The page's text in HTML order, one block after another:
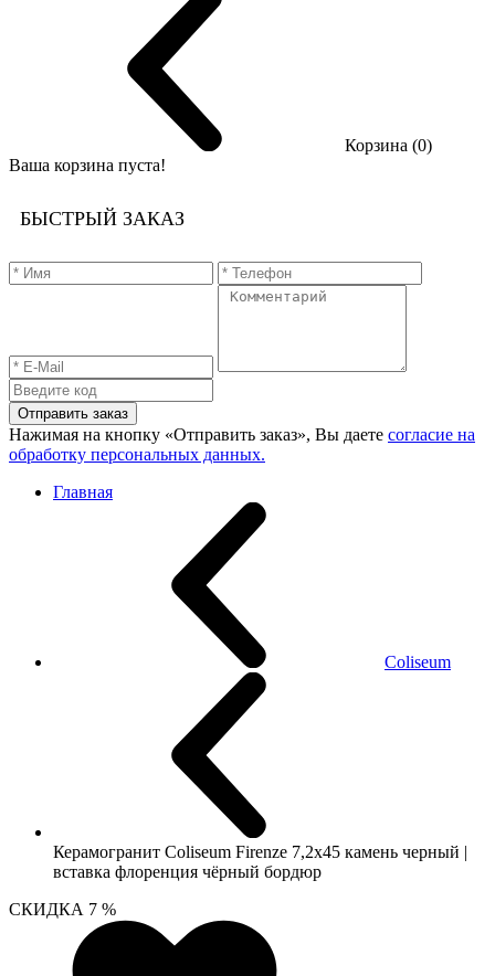
Корзина (0)
Ваша корзина пуста!
БЫСТРЫЙ ЗАКАЗ
Отправить заказ
Нажимая на кнопку «Отправить заказ», Вы даете согласие на
обработку персональных данных.
Главная
Coliseum
Керамогранит Coliseum Firenze 7,2х45 камень черный |
вставка флоренция чёрный бордюр
СКИДКА 7 %